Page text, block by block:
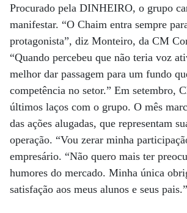
Procurado pela DINHEIRO, o grupo
manifestar. “O Chaim entra sempre
protagonista”, diz Monteiro, da CM
“Quando percebeu que não teria voz
melhor dar passagem para um fundo
competência no setor.” Em setembro,
últimos laços com o grupo. O mês
das ações alugadas, que representam
operação. “Vou zerar minha
empresário. “Não quero mais ter
humores do mercado. Minha única
satisfação aos meus alunos e seus pais.”